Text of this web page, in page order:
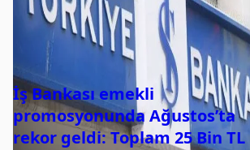
İş Bankası emekli
promosyonunda Ağustos’ta
rekor geldi: Toplam 25 Bin TL